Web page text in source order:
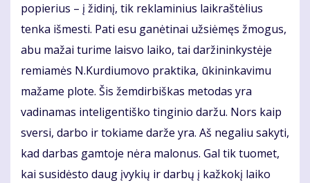
popierius – į židinį, tik reklaminius laikraštėlius
tenka išmesti. Pati esu ganėtinai užsiėmęs žmogus,
abu mažai turime laisvo laiko, tai daržininkystėje
remiamės N.Kurdiumovo praktika, ūkininkavimu
mažame plote. Šis žemdirbiškas metodas yra
vadinamas inteligentiško tinginio daržu. Nors kaip
sversi, darbo ir tokiame darže yra. Aš negaliu sakyti,
kad darbas gamtoje nėra malonus. Gal tik tuomet,
kai susidėsto daug įvykių ir darbų į kažkokį laiko